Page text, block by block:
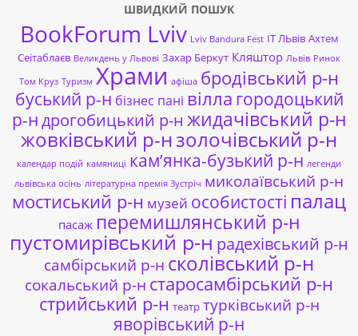
ШВИДКИЙ ПОШУК
BookForum Lviv Lviv Bandura Fest ІТ ЛЬвів Ахтем
Сеітаблаєв Великдень у Львові Захар Беркут Кляштор Львів Ринок
Том Круз Туризм Храми афіша бродівський р-н
буський р-н бізнес пані вілла городоцький
р-ндрогобицький р-н жидачівський р-н
жовківський р-нзолочівський р-н
календар подій камяниці кам’янка-бузький р-н легенди
львівська осінь літературна премія Зустріч миколаївський р-н
мостиський р-н музей особистості палац
пасаж перемишлянський р-н
пустомирівський р-н радехівський р-н
самбірський р-н сколівський р-н
сокальський р-н старосамбірський р-н
стрийський р-н театр турківський р-н
яворівський р-н